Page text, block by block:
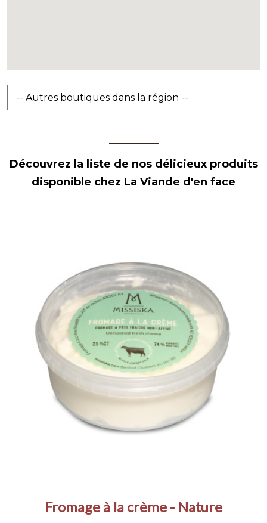
Découvrez la liste de nos délicieux produits
disponible chez La Viande d'en face
Fromage à la crème - Nature